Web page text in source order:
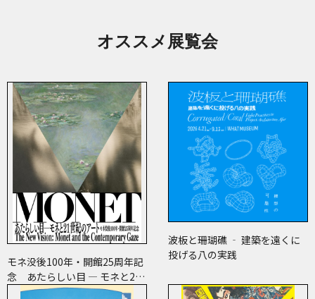
オススメ展覧会
モネ没後100年・開館25周年記
念 あたらしい目 ― モネと21
世紀のアート
波板と珊瑚礁 ‐ 建築を遠くに
投げる八の実践